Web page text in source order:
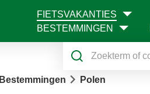
FIETSVAKANTIES
BESTEMMINGEN
Bestemmingen Polen